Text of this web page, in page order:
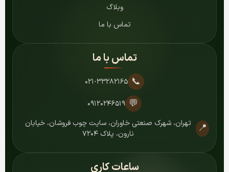
وبلاگ
تماس با ما
تماس با ما
📞 ۰۲۱-۳۳۲۸۲۱۶۵
💬 ۰۹۱۲۰۲۴۶۵۱۹
📍
تهران، شهرک صنعتی خاوران، سایت چوب فروشان، خیابان
نارون، پلاک ۷۲۰۴
ساعات کاری